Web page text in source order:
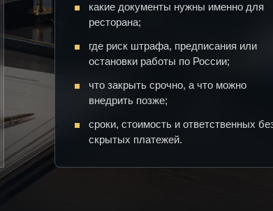
какие документы нужны именно для
ресторана;
где риск штрафа, предписания или
остановки работы по России;
что закрыть срочно, а что можно
внедрить позже;
сроки, стоимость и ответственных
скрытых платежей.